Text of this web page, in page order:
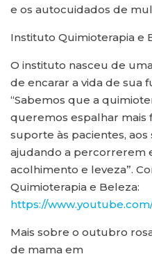
e os autocuidados de
Instituto Quimioterapia e
O instituto nasceu de
de encarar a vida de sua
“Sabemos que a
queremos espalhar mais
suporte às pacientes, aos
ajudando a percorrerem
acolhimento e leveza”.
Quimioterapia e Beleza:
https://
Mais sobre o outubro
de mama em